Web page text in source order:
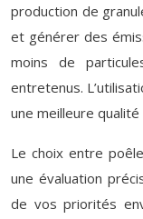
production de
et générer des
moins de
entretenus.
une meilleure
Le choix entre
une évaluation
de vos priorités